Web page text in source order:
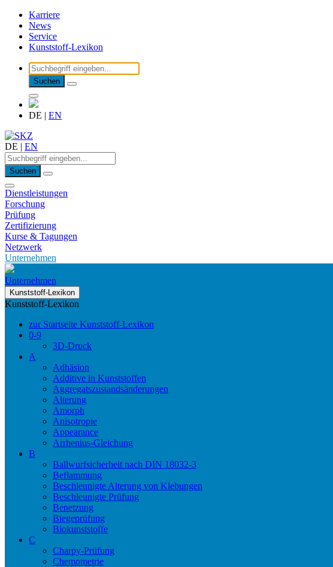
Karriere
News
Service
Kunststoff-Lexikon
Suchen
DE | EN
DE | EN
Suchen
Dienstleistungen
Forschung
Prüfung
Zertifizierung
Kurse & Tagungen
Netzwerk
Unternehmen
Unternehmen
Kunststoff-Lexikon
Kunststoff-Lexikon
zur Startseite Kunststoff-Lexikon
0-9
3D-Druck
A
Adhäsion
Additive in Kunststoffen
Aggregatszustandsänderungen
Alterung
Amorph
Anisotropie
Appearance
Arrhenius-Gleichung
B
Ballwurfsicherheit nach DIN 18032-3
Beflammung
Beschleunigte Alterung von Klebungen
Beschleunigte Prüfung
Benetzung
Biegeprüfung
Biokunststoffe
C
Charpy-Prüfung
Chemometrie